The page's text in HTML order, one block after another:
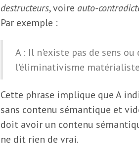
destructeurs, voire auto-
Par exemple :
A : Il n'existe pas de sens
l'éliminativisme
Cette phrase implique que A
sans contenu sémantique et
doit avoir un contenu
ne dit rien de vrai.